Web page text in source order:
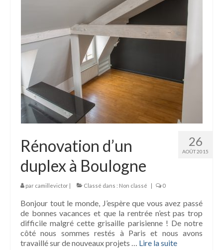
26
AOÛT 2015
Rénovation d’un
duplex à Boulogne
par camillevictor | Classé dans : Non classé | 0
Bonjour tout le monde, J’espère que vous avez passé
de bonnes vacances et que la rentrée n’est pas trop
difficile malgré cette grisaille parisienne ! De notre
côté nous sommes restés à Paris et nous avons
travaillé sur de nouveaux projets … Lire la suite­­